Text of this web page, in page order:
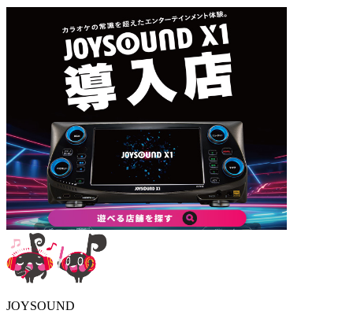
JOYSOUND